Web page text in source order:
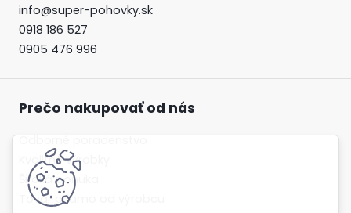
info@super-pohovky.sk
0918 186 527
0905 476 996
Prečo nakupovať od nás
Odborné poradenstvo
Kvalitné výrobky
Široká ponuka
Tovar priamo od výrobcu